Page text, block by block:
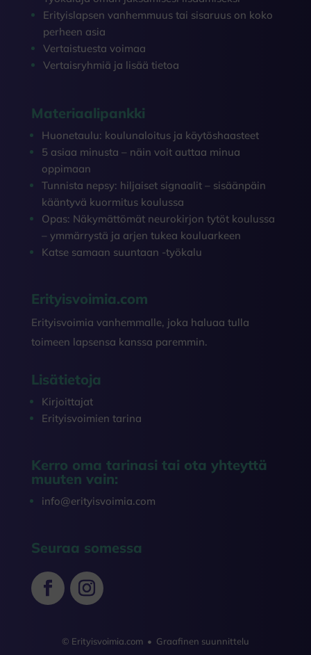
Erityislapsen vanhemmuus tai sisaruus on koko
perheen asia
Vertaistuesta voimaa
Vertaisryhmiä ja lisää tietoa
Materiaalipankki
Huonetaulu: koulunaloitus ja käytöshaasteet
5 asiaa minusta – näin voit auttaa minua
oppimaan
Tunnista nepsy: hiljaiset signaalit – sisäänpäin
kääntyvä kuormitus koulussa
Opas: Näkymättömät neurokirjon tytöt koulussa
– ymmärrystä ja arjen tukea kouluarkeen
Katse samaan suuntaan -työkalu
Erityisvoimia.com
Erityisvoimia vanhemmalle, joka haluaa tulla
toimeen lapsensa kanssa paremmin.
Lisätietoja
Kirjoittajat
Erityisvoimien tarina
Kerro oma tarinasi tai ota yhteyttä
muuten vain:
info@erityisvoimia.com
Seuraa somessa
© Erityisvoimia.com • Graafinen suunnittelu